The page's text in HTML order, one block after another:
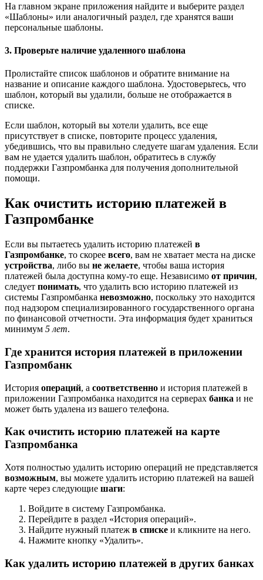
На главном экране приложения найдите и выберите раздел
«Шаблоны» или аналогичный раздел, где хранятся ваши
персональные шаблоны.
3. Проверьте наличие удаленного шаблона
Пролистайте список шаблонов и обратите внимание на
название и описание каждого шаблона. Удостоверьтесь, что
шаблон, который вы удалили, больше не отображается в
списке.
Если шаблон, который вы хотели удалить, все еще
присутствует в списке, повторите процесс удаления,
убедившись, что вы правильно следуете шагам удаления. Если
вам не удается удалить шаблон, обратитесь в службу
поддержки Газпромбанка для получения дополнительной
помощи.
Как очистить историю платежей в
Газпромбанке
Если вы пытаетесь удалить историю платежей в
Газпромбанке, то скорее всего, вам не хватает места на диске
устройства, либо вы не желаете, чтобы ваша история
платежей была доступна кому-то еще. Независимо от причин,
следует понимать, что удалить всю историю платежей из
системы Газпромбанка невозможно, поскольку это находится
под надзором специализированного государственного органа
по финансовой отчетности. Эта информация будет храниться
минимум 5 лет.
Где хранится история платежей в приложении
Газпромбанк
История операций, а соответственно и история платежей в
приложении Газпромбанка находится на серверах банка и не
может быть удалена из вашего телефона.
Как очистить историю платежей на карте
Газпромбанка
Хотя полностью удалить историю операций не представляется
возможным, вы можете удалить историю платежей на вашей
карте через следующие шаги:
Войдите в систему Газпромбанка.
Перейдите в раздел «История операций».
Найдите нужный платеж в списке и кликните на него.
Нажмите кнопку «Удалить».
Как удалить историю платежей в других банках